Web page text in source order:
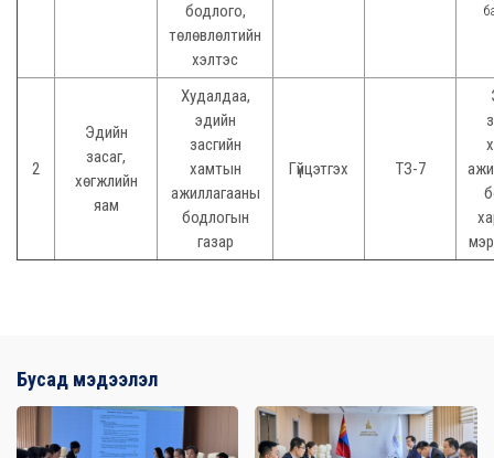
бодлого,
төлөвлөлтийн
хэлтэс
2
Эдийн
засаг,
хөгжлийн
яам
Худалдаа,
эдийн
засгийн
хамтын
ажиллагааны
бодлогын
газар
Гүйцэтгэх ТЗ-7
Бусад мэдээлэл